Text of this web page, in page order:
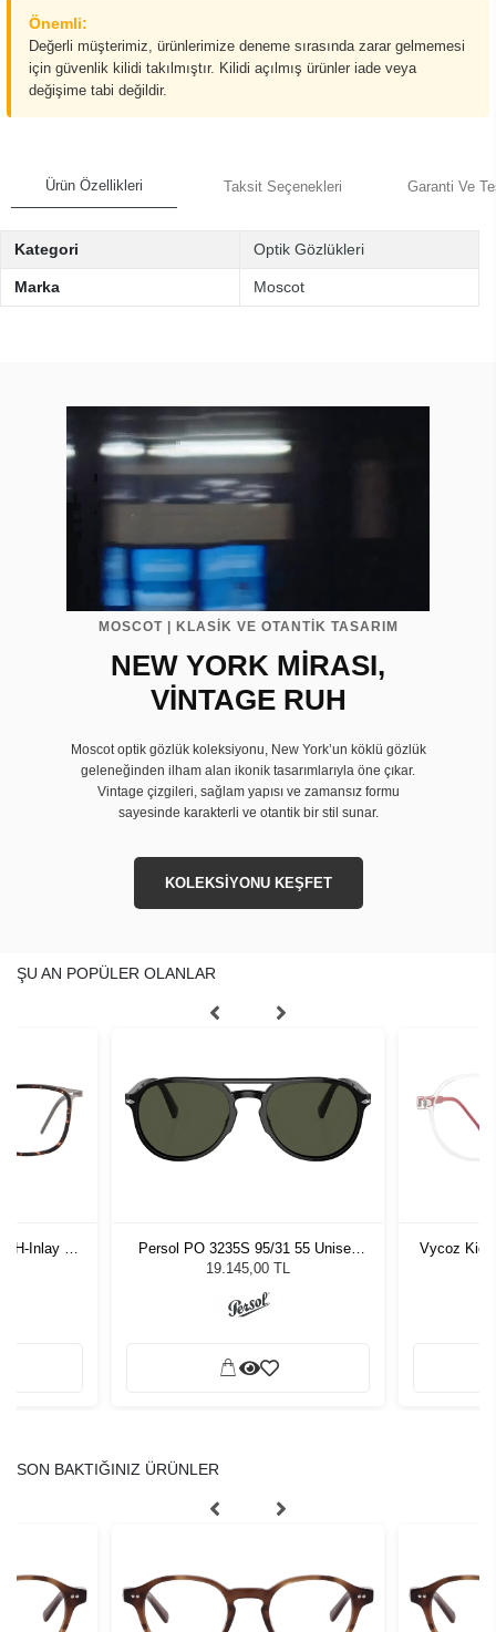
Önemli:
Değerli müşterimiz, ürünlerimize deneme sırasında zarar gelmemesi
için güvenlik kilidi takılmıştır. Kilidi açılmış ürünler iade veya
değişime tabi değildir.
Ürün Özellikleri Taksit Seçenekleri Garanti Ve
Kategori Optik Gözlükleri
Marka Moscot
MOSCOT | KLASİK VE OTANTİK TASARIM
NEW YORK MİRASI,
VİNTAGE RUH
Moscot optik gözlük koleksiyonu, New York’un köklü gözlük
geleneğinden ilham alan ikonik tasarımlarıyla öne çıkar.
Vintage çizgileri, sağlam yapısı ve zamansız formu
sayesinde karakterli ve otantik bir stil sunar.
KOLEKSİYONU KEŞFET
ŞU AN POPÜLER OLANLAR
H-Inlay 53-
Persol PO 3235S 95/31 55 Unisex
Güneş Gözlüğü
19.145,00 TL
Vycoz Kids
SON BAKTIĞINIZ ÜRÜNLER